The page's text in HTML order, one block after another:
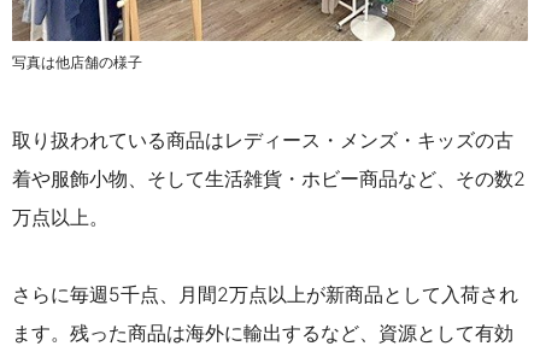
写真は他店舗の様子
取り扱われている商品はレディース・メンズ・キッズの古
着や服飾小物、そして生活雑貨・ホビー商品など、その数2
万点以上。
さらに毎週5千点、月間2万点以上が新商品として入荷され
ます。 残った商品は海外に輸出するなど、資源として有効